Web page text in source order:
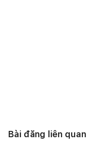
Bài đăng liên quan